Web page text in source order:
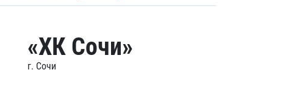
«ХК Сочи»
г. Сочи